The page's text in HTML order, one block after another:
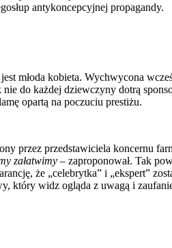
antykoncepcyjnej propagandy.
młoda kobieta. Wychwycona
do każdej dziewczyny dotrą
opartą na poczuciu prestiżu.
przez przedstawiciela koncernu
załatwimy – zaproponował. Tak
że „celebrytka” i „ekspert”
który widz ogląda z uwagą i